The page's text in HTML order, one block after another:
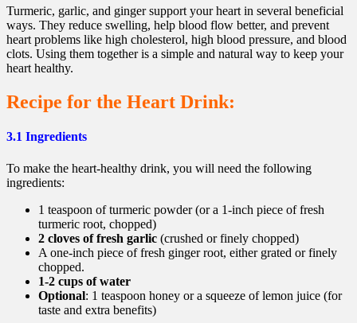
Turmeric, garlic, and ginger support your heart in several beneficial
ways. They reduce swelling, help blood flow better, and prevent
heart problems like high cholesterol, high blood pressure, and blood
clots. Using them together is a simple and natural way to keep your
heart healthy.
Recipe for the Heart Drink:
3.1 Ingredients
To make the heart-healthy drink, you will need the following
ingredients:
1 teaspoon of turmeric powder (or a 1-inch piece of fresh
turmeric root, chopped)
2 cloves of fresh garlic (crushed or finely chopped)
A one-inch piece of fresh ginger root, either grated or finely
chopped.
1-2 cups of water
Optional: 1 teaspoon honey or a squeeze of lemon juice (for
taste and extra benefits)